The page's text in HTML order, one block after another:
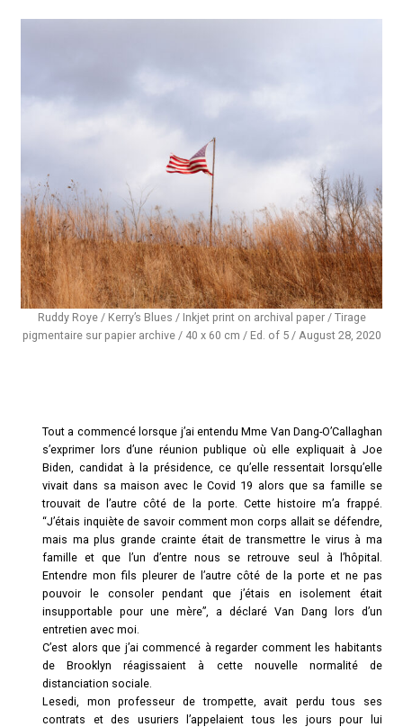
Ruddy Roye / Kerry’s Blues / Inkjet print on archival paper / Tirage
pigmentaire sur papier archive / 40 x 60 cm / Ed. of 5 / August 28, 2020
Tout a commencé lorsque j’ai entendu Mme Van Dang-O’Callaghan
s’exprimer lors d’une réunion publique où elle expliquait à Joe
Biden, candidat à la présidence, ce qu’elle ressentait lorsqu’elle
vivait dans sa maison avec le Covid 19 alors que sa famille se
trouvait de l’autre côté de la porte. Cette histoire m’a frappé.
“J’étais inquiète de savoir comment mon corps allait se défendre,
mais ma plus grande crainte était de transmettre le virus à ma
famille et que l’un d’entre nous se retrouve seul à l’hôpital.
Entendre mon fils pleurer de l’autre côté de la porte et ne pas
pouvoir le consoler pendant que j’étais en isolement était
insupportable pour une mère”, a déclaré Van Dang lors d’un
entretien avec moi.
C’est alors que j’ai commencé à regarder comment les habitants
de Brooklyn réagissaient à cette nouvelle normalité de
distanciation sociale.
Lesedi, mon professeur de trompette, avait perdu tous ses
contrats et des usuriers l’appelaient tous les jours pour lui